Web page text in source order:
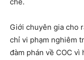
Giới chuyên gia cho
chỉ vi phạm nghiêm
đàm phán về COC vì